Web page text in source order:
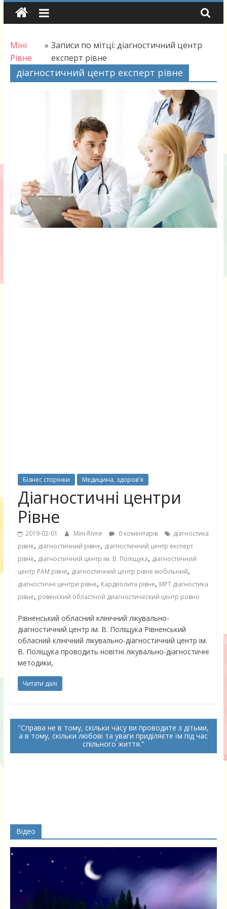
Skip
Міні
Рівне
» Записи по мітці: діагностичний центр
експерт рівне
діагностичний центр експерт рівне
Бізнес сторінки Медицина, здоров'я
Діагностичні центри
Рівне
2019-02-01 Mini-Rivne 0 коментарів
діагностика
рівне, діагностичний рівне, діагностичний центр експерт
рівне, діагностичний центр ім. В. Поліщука, діагностичний
центр РАМ рівне, діагностичний центр рівне мобільний,
діагностичні центри рівне, Кардиолита рівне, МРТ діагностика
рівне, ровенский областной диагностический центр ровно
Рівненський обласний клінічний лікувально-
діагностичний центр ім. В. Поліщука Рівненський
обласний клінічний лікувально-діагностичний центр ім.
В. Поліщука проводить новітні лікувально-діагностичні
методики,
Читати далі
Справа не в тому, скільки часу ви проводите з дітьми,
а в тому, скільки любові та уваги приділяєте їм під час
спільного життя.
Відео